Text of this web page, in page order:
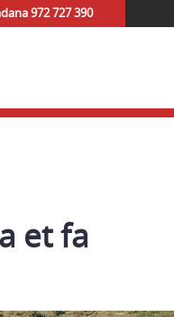
972 727 390
et fa